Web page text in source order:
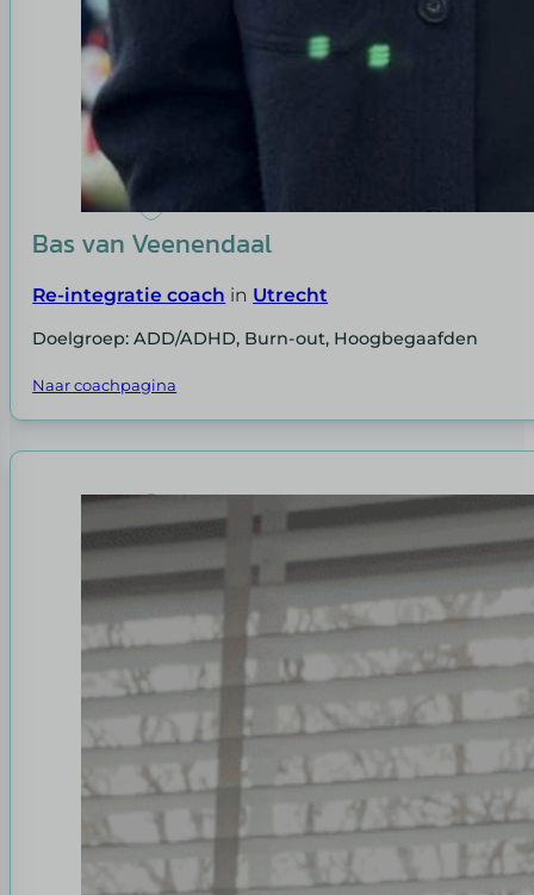
Bas van Veenendaal
Re-integratie coach in Utrecht
Doelgroep: ADD/ADHD, Burn-out, Hoogbegaafden
Naar coachpagina